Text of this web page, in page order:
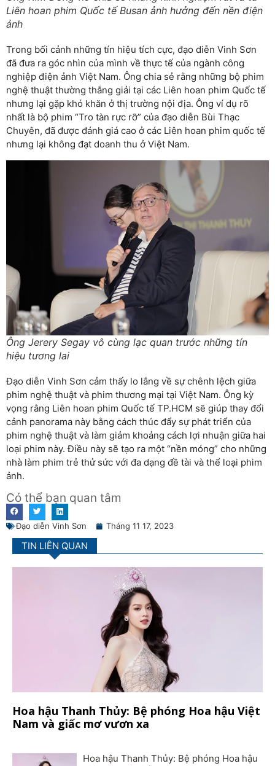
Liên hoan phim Quốc tế Busan ảnh hưởng đến nền điện
ảnh
Trong bối cảnh những tín hiệu tích cực, đạo diễn Vinh Sơn
đã đưa ra góc nhìn của mình về thực tế của ngành công
nghiệp điện ảnh Việt Nam. Ông chia sẻ rằng những bộ phim
nghệ thuật thường thắng giải tại các Liên hoan phim Quốc tế
nhưng lại gặp khó khăn ở thị trường nội địa. Ông ví dụ rõ
nhất là bộ phim “Tro tàn rực rỡ” của đạo diễn Bùi Thạc
Chuyên, đã được đánh giá cao ở các Liên hoan phim quốc tế
nhưng lại không đạt doanh thu ở Việt Nam.
Ông Jerery Segay vô cùng lạc quan trước những tín
hiệu tương lai
Đạo diễn Vinh Sơn cảm thấy lo lắng về sự chênh lệch giữa
phim nghệ thuật và phim thương mại tại Việt Nam. Ông kỳ
vọng rằng Liên hoan phim Quốc tế TP.HCM sẽ giúp thay đổi
cảnh panorama này bằng cách thúc đẩy sự phát triển của
phim nghệ thuật và làm giảm khoảng cách lợi nhuận giữa hai
loại phim này. Điều này sẽ tạo ra một “nền móng” cho những
nhà làm phim trẻ thử sức với đa dạng đề tài và thể loại phim
ảnh.
Có thể bạn quan tâm
Đạo diễn Vinh Sơn Tháng 11 17, 2023
TIN LIÊN QUAN
Hoa hậu Thanh Thủy: Bệ phóng Hoa hậu Việt
Nam và giấc mơ vươn xa
Hoa hậu Thanh Thủy: Bệ phóng Hoa hậu